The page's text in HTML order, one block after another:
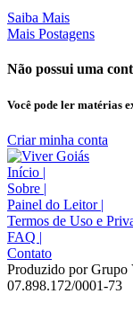
Saiba Mais
Mais Postagens
Não possui uma
Você pode ler matérias
Criar minha conta
Início |
Sobre |
Painel do Leitor |
Termos de Uso e
FAQ |
Contato
Produzido por Grupo
07.898.172/0001-73